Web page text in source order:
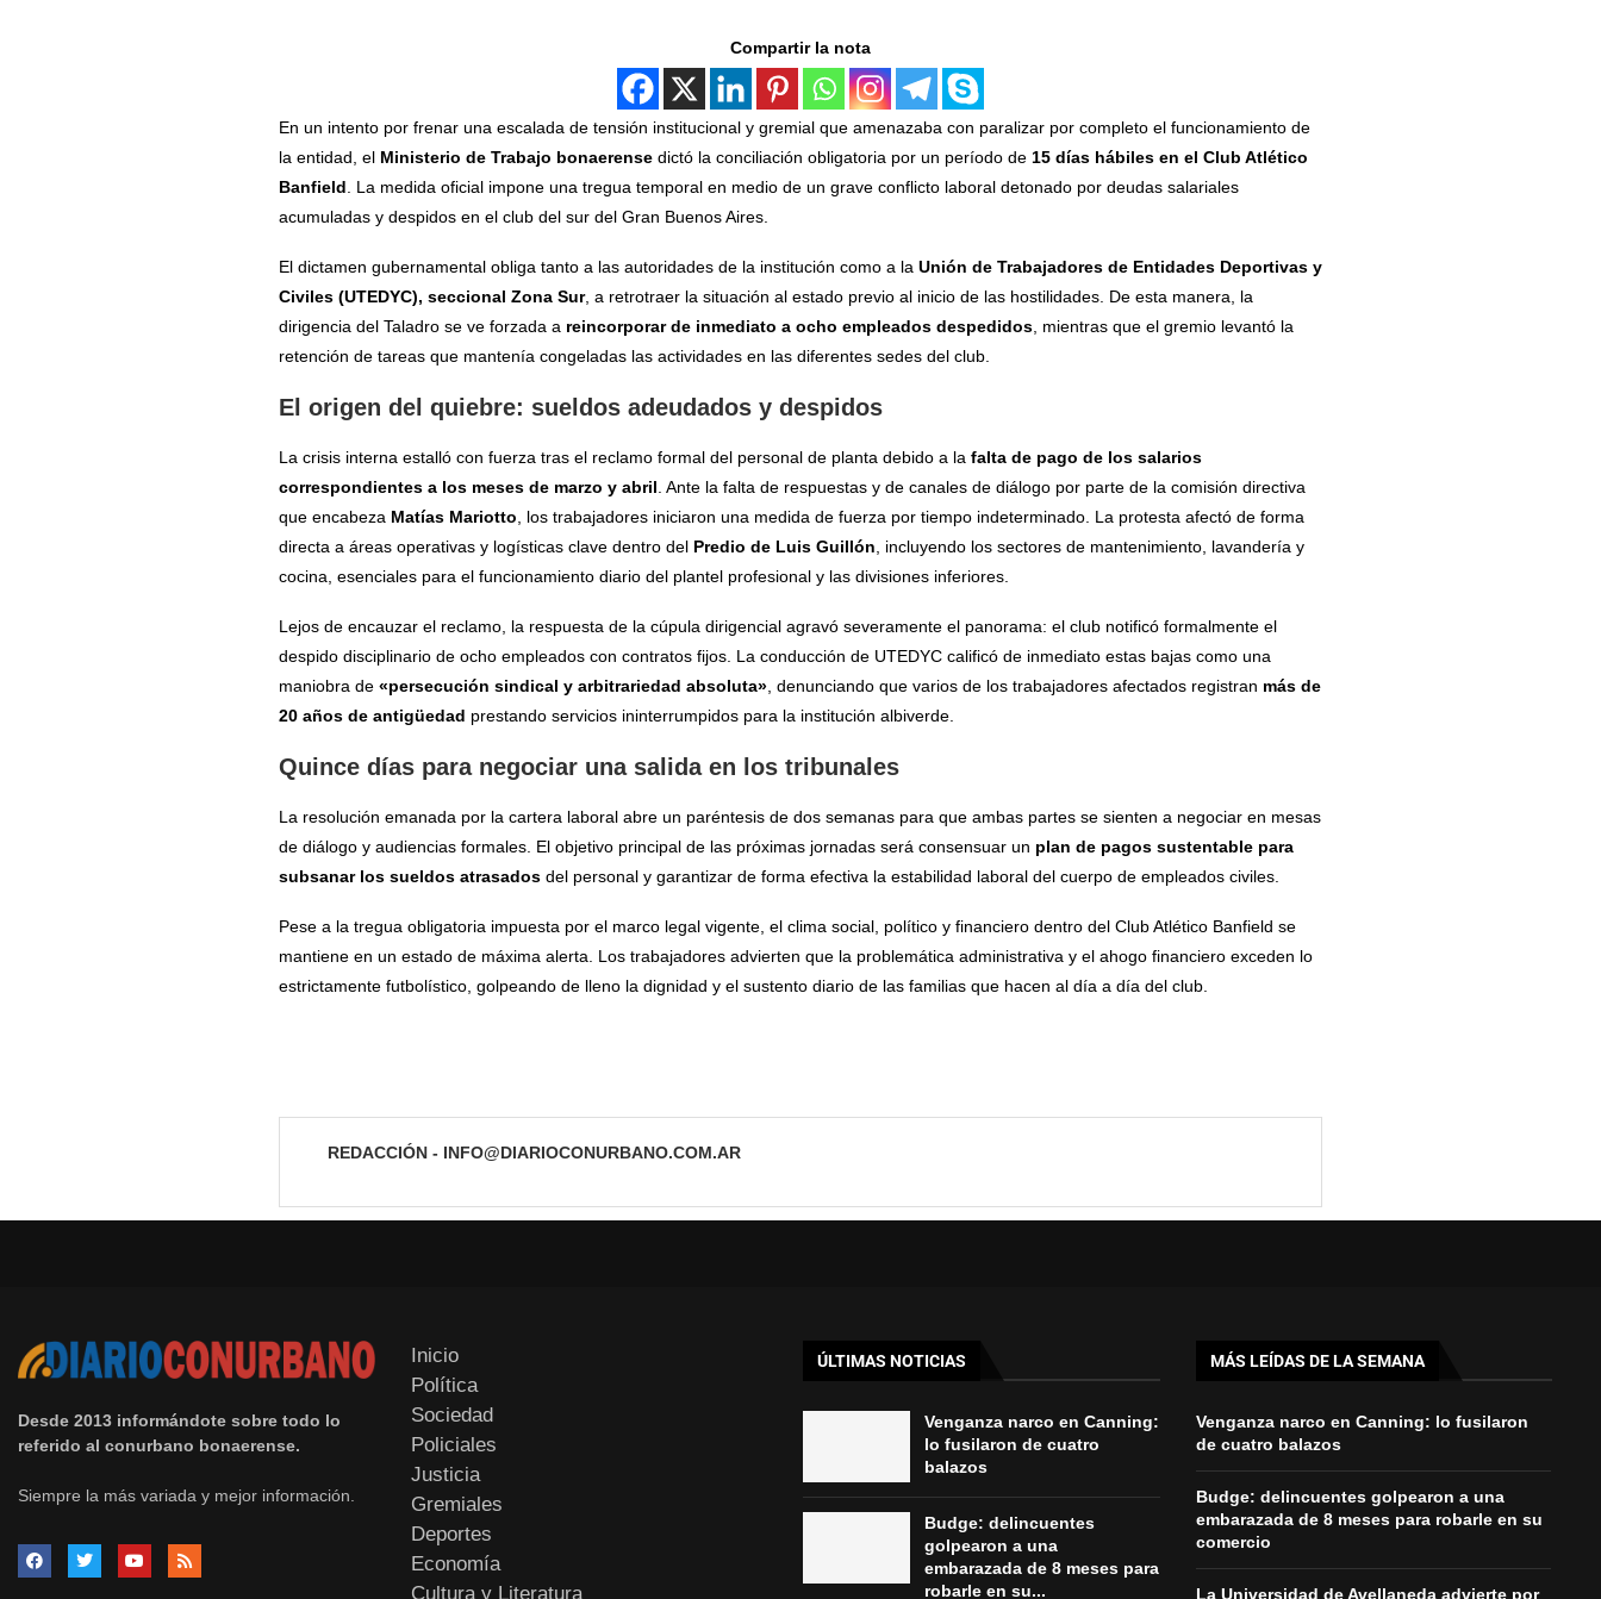
Compartir la nota
En un intento por frenar una escalada de tensión institucional y gremial que amenazaba con paralizar por completo el funcionamiento de
la entidad, el Ministerio de Trabajo bonaerense dictó la conciliación obligatoria por un período de 15 días hábiles en el Club Atlético
Banfield . La medida oficial impone una tregua temporal en medio de un grave conflicto laboral detonado por deudas salariales
acumuladas y despidos en el club del sur del Gran Buenos Aires.
El dictamen gubernamental obliga tanto a las autoridades de la institución como a la Unión de Trabajadores de Entidades Deportivas y
Civiles (UTEDYC), seccional Zona Sur, a retrotraer la situación al estado previo al inicio de las hostilidades. De esta manera, la
dirigencia del Taladro se ve forzada a reincorporar de inmediato a ocho empleados despedidos, mientras que el gremio levantó la
retención de tareas que mantenía congeladas las actividades en las diferentes sedes del club.
El origen del quiebre: sueldos adeudados y despidos
La crisis interna estalló con fuerza tras el reclamo formal del personal de planta debido a la falta de pago de los salarios
correspondientes a los meses de marzo y abril . Ante la falta de respuestas y de canales de diálogo por parte de la comisión directiva
que encabeza Matías Mariotto , los trabajadores iniciaron una medida de fuerza por tiempo indeterminado. La protesta afectó de forma
directa a áreas operativas y logísticas clave dentro del Predio de Luis Guillón , incluyendo los sectores de mantenimiento, lavandería y
cocina, esenciales para el funcionamiento diario del plantel profesional y las divisiones inferiores.
Lejos de encauzar el reclamo, la respuesta de la cúpula dirigencial agravó severamente el panorama: el club notificó formalmente el
despido disciplinario de ocho empleados con contratos fijos. La conducción de UTEDYC calificó de inmediato estas bajas como una
maniobra de «persecución sindical y arbitrariedad absoluta», denunciando que varios de los trabajadores afectados registran más de
20 años de antigüedad prestando servicios ininterrumpidos para la institución albiverde.
Quince días para negociar una salida en los tribunales
La resolución emanada por la cartera laboral abre un paréntesis de dos semanas para que ambas partes se sienten a negociar en mesas
de diálogo y audiencias formales. El objetivo principal de las próximas jornadas será consensuar un plan de pagos sustentable para
subsanar los sueldos atrasadosdel personal y garantizar de forma efectiva la estabilidad laboral del cuerpo de empleados civiles.
Pese a la tregua obligatoria impuesta por el marco legal vigente, el clima social, político y financiero dentro del Club Atlético Banfield se
mantiene en un estado de máxima alerta. Los trabajadores advierten que la problemática administrativa y el ahogo financiero exceden lo
estrictamente futbolístico, golpeando de lleno la dignidad y el sustento diario de las familias que hacen al día a día del club.
REDACCIÓN - INFO@DIARIOCONURBANO.COM.AR
Desde 2013 informándote sobre todo lo
referido al conurbano bonaerense.
Siempre la más variada y mejor información.
Inicio
Política
Sociedad
Policiales
Justicia
Gremiales
Deportes
Economía
Cultura y Literatura
ÚLTIMAS NOTICIAS
Venganza narco en Canning:
lo fusilaron de cuatro
balazos
Budge: delincuentes
golpearon a una
embarazada de 8 meses para
robarle en su...
MÁS LEÍDAS DE LA SEMANA
Venganza narco en Canning: lo fusilaron
de cuatro balazos
Budge: delincuentes golpearon a una
embarazada de 8 meses para robarle en su
comercio
La Universidad de Avellaneda advierte por